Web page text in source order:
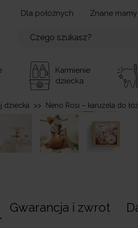
Dla położnych Znane mamy
Karmienie
dziecka
dziecka >> Neno Rosi – karuzela do
Gwarancja i zwrot